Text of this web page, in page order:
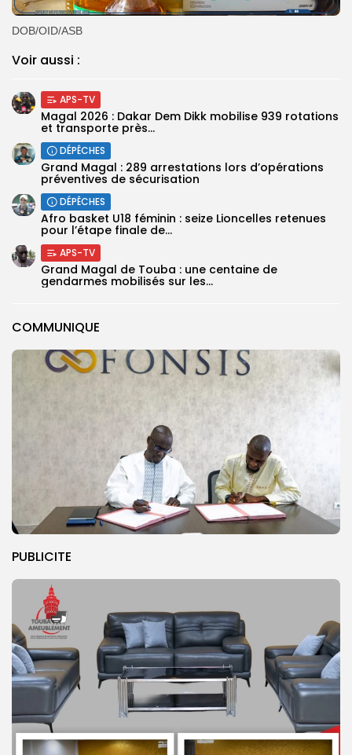
COMMUNIQUE
PUBLICITE
DOB/OID/ASB
Voir aussi :
APS-TV
Magal 2026 : Dakar Dem Dikk mobilise 939 rotations
et transporte près...
DÉPÊCHES
Grand Magal : 289 arrestations lors d’opérations
préventives de sécurisation
DÉPÊCHES
‎Afro basket U18 féminin : seize Lioncelles retenues
pour l’étape finale de...
APS-TV
Grand Magal de Touba : une centaine de
gendarmes mobilisés sur les...